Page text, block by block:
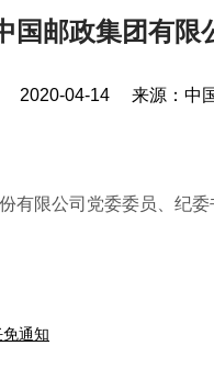
国邮政集团有限
2020-04-14 来源： 中
限公司党委委员、纪委
通知